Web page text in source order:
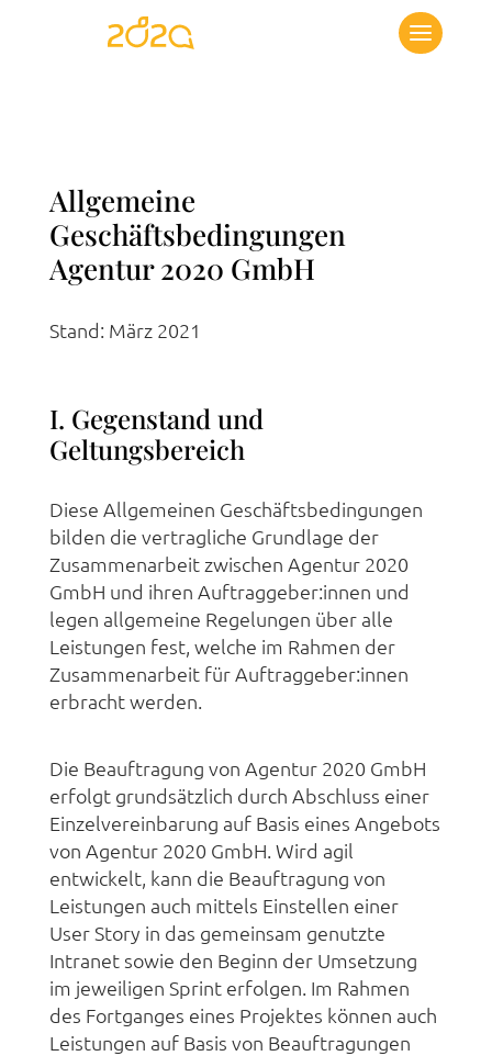
Allgemeine
Geschäftsbedingungen
Agentur 2020 GmbH
Stand: März 2021
I. Gegenstand und
Geltungsbereich
Diese Allgemeinen Geschäftsbedingungen
bilden die vertragliche Grundlage der
Zusammenarbeit zwischen Agentur 2020
GmbH und ihren Auftraggeber:innen und
legen allgemeine Regelungen über alle
Leistungen fest, welche im Rahmen der
Zusammenarbeit für Auftraggeber:innen
erbracht werden.
Die Beauftragung von Agentur 2020 GmbH
erfolgt grundsätzlich durch Abschluss einer
Einzelvereinbarung auf Basis eines Angebots
von Agentur 2020 GmbH. Wird agil
entwickelt, kann die Beauftragung von
Leistungen auch mittels Einstellen einer
User Story in das gemeinsam genutzte
Intranet sowie den Beginn der Umsetzung
im jeweiligen Sprint erfolgen. Im Rahmen
des Fortganges eines Projektes können auch
Leistungen auf Basis von Beauftragungen